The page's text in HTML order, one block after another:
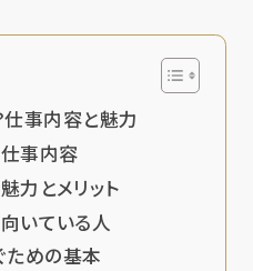
仕事内容と魅力
仕事内容
力とメリット
いている人
ための基本